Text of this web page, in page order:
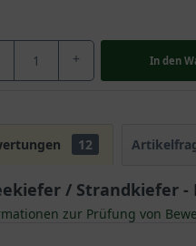
+ In den
12
/ Strandkiefer -
zur Prüfung von